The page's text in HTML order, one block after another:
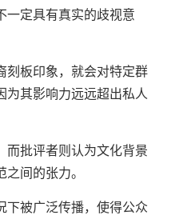
一定具有真实的歧视意
刻板印象，就会对特定群
为其影响力远远超出私人
而批评者则认为文化背景
间的张力。
下被广泛传播，使得公众